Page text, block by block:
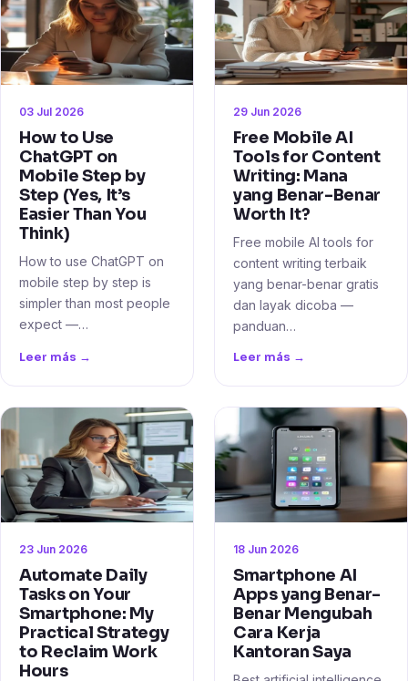
03 Jul 2026
How to Use
ChatGPT on
Mobile Step by
Step (Yes, It’s
Easier Than You
Think)
How to use ChatGPT on
mobile step by step is
simpler than most people
expect —…
Leer más →
29 Jun 2026
Free Mobile AI
Tools for Content
Writing: Mana
yang Benar-Benar
Worth It?
Free mobile AI tools for
content writing terbaik
yang benar-benar gratis
dan layak dicoba —
panduan…
Leer más →
23 Jun 2026
Automate Daily
Tasks on Your
Smartphone: My
Practical Strategy
to Reclaim Work
Hours
18 Jun 2026
Smartphone AI
Apps yang Benar-
Benar Mengubah
Cara Kerja
Kantoran Saya